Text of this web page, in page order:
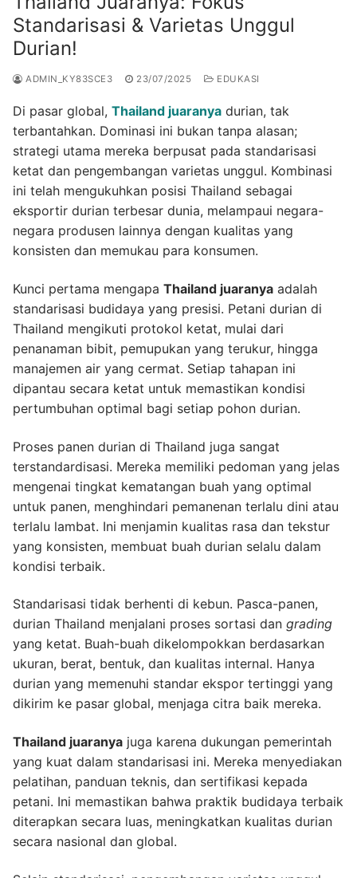
Standarisasi & Varietas Unggul
Durian!
ADMIN_KY83SCE3 23/07/2025 EDUKASI
Di pasar global, Thailand juaranya durian, tak
terbantahkan. Dominasi ini bukan tanpa alasan;
strategi utama mereka berpusat pada standarisasi
ketat dan pengembangan varietas unggul. Kombinasi
ini telah mengukuhkan posisi Thailand sebagai
eksportir durian terbesar dunia, melampaui negara-
negara produsen lainnya dengan kualitas yang
konsisten dan memukau para konsumen.
Kunci pertama mengapa Thailand juaranya adalah
standarisasi budidaya yang presisi. Petani durian di
Thailand mengikuti protokol ketat, mulai dari
penanaman bibit, pemupukan yang terukur, hingga
manajemen air yang cermat. Setiap tahapan ini
dipantau secara ketat untuk memastikan kondisi
pertumbuhan optimal bagi setiap pohon durian.
Proses panen durian di Thailand juga sangat
terstandardisasi. Mereka memiliki pedoman yang jelas
mengenai tingkat kematangan buah yang optimal
untuk panen, menghindari pemanenan terlalu dini atau
terlalu lambat. Ini menjamin kualitas rasa dan tekstur
yang konsisten, membuat buah durian selalu dalam
kondisi terbaik.
Standarisasi tidak berhenti di kebun. Pasca-panen,
durian Thailand menjalani proses sortasi dan grading
yang ketat. Buah-buah dikelompokkan berdasarkan
ukuran, berat, bentuk, dan kualitas internal. Hanya
durian yang memenuhi standar ekspor tertinggi yang
dikirim ke pasar global, menjaga citra baik mereka.
Thailand juaranya juga karena dukungan pemerintah
yang kuat dalam standarisasi ini. Mereka menyediakan
pelatihan, panduan teknis, dan sertifikasi kepada
petani. Ini memastikan bahwa praktik budidaya terbaik
diterapkan secara luas, meningkatkan kualitas durian
secara nasional dan global.